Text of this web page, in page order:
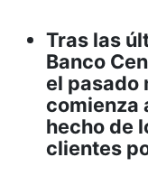
Tras las
Banco
el pasado
comienza
hecho de
clientes